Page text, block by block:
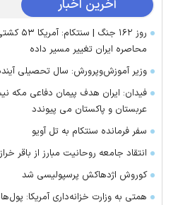
آخرین اخبار
روز ۱۶۲
محاصره ایران تغییر مسیر داده
وزیر آموزش‌وپرورش: سال تحصیلی
فیدان: ایران هدف پیمان دفاعی مکه
عربستان و پاکستان می پیوندد
سفر فرمانده سنتکام به تل آویو
انتقاد جامعه روحانیت مبارز از باقر
کوروش اژدهاکش پرسپولیسی شد
همتی به وزارت خزانه‌داری آمریکا: